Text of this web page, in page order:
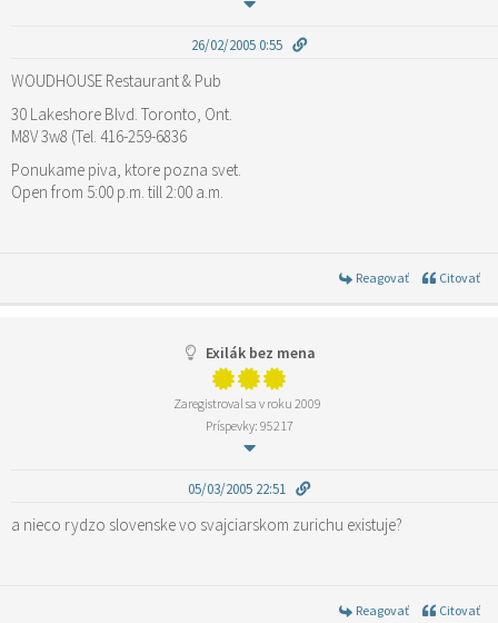
26/02/2005 0:55
WOUDHOUSE Restaurant & Pub
30 Lakeshore Blvd. Toronto, Ont.
M8V 3w8 (Tel. 416-259-6836
Ponukame piva, ktore pozna svet.
Open from 5:00 p.m. till 2:00 a.m.
Reagovať Citovať
Exilák bez mena
Zaregistroval sa v roku 2009
Príspevky: 95217
05/03/2005 22:51
a nieco rydzo slovenske vo svajciarskom zurichu existuje?
Reagovať Citovať